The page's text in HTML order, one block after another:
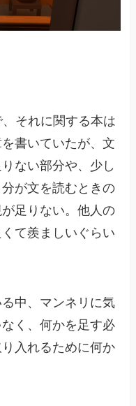
それに関する本は
書いていたが、文
ない部分や、少し
が文を読むときの
足りない。他人の
て羨ましいぐらい
中、マンネリに気
く、何かを足す必
入れるために何か